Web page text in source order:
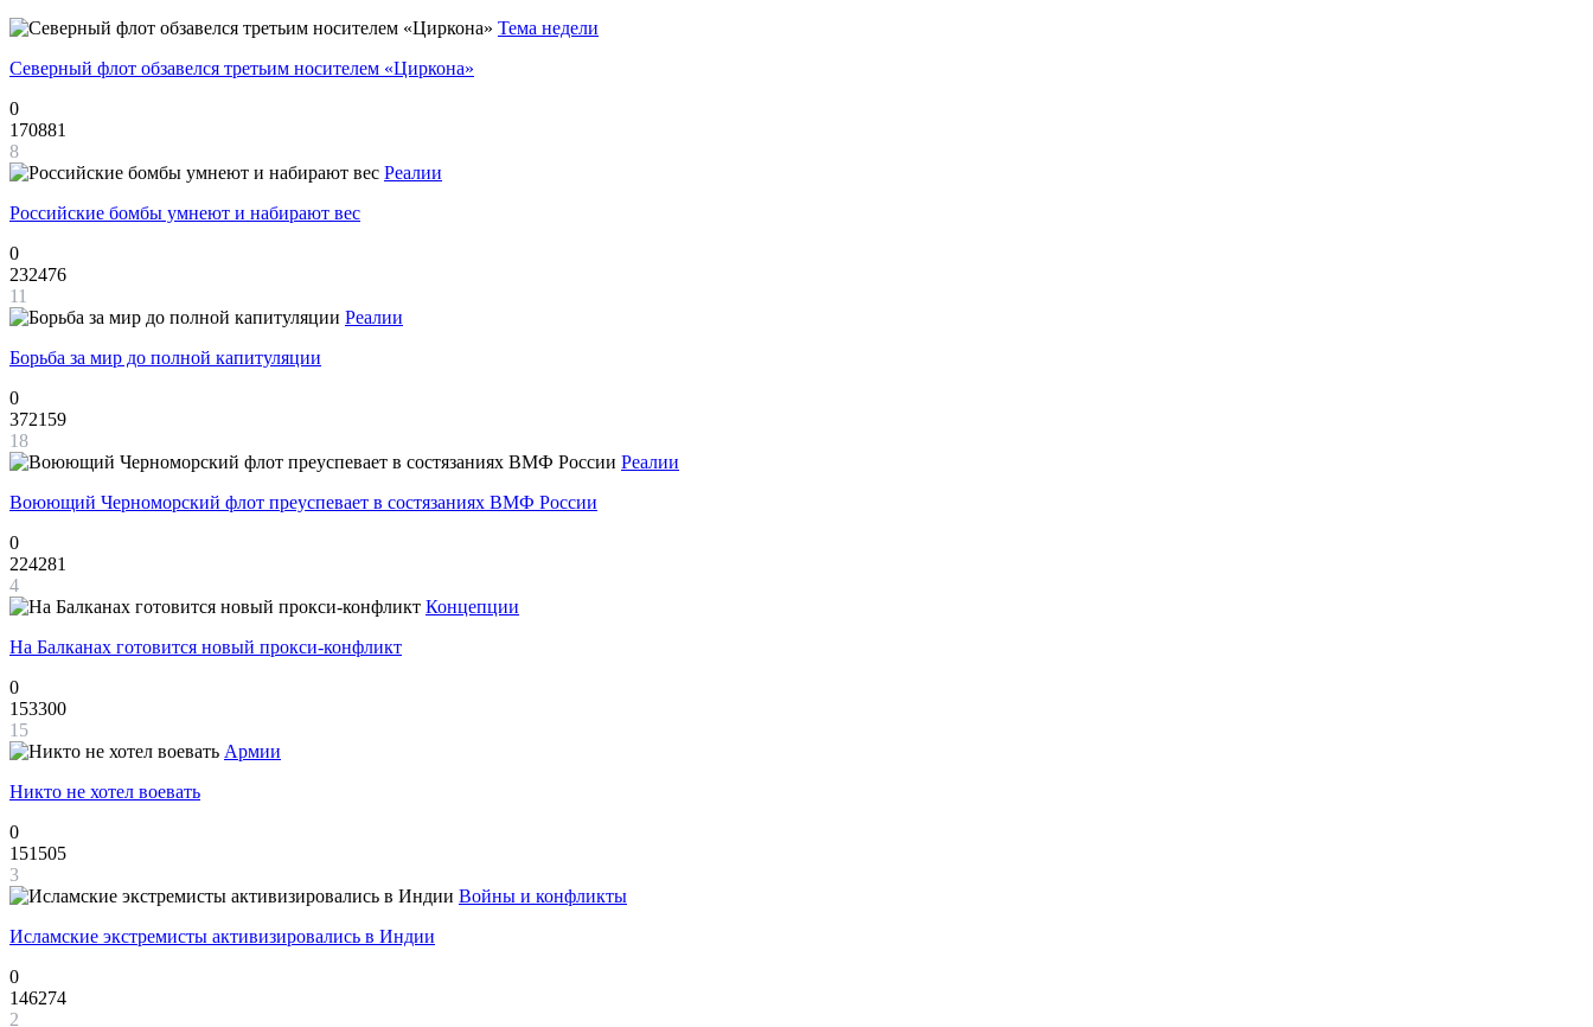
Тема недели
Северный флот обзавелся третьим носителем «Циркона»
0
170881
8
Реалии
Российские бомбы умнеют и набирают вес
0
232476
11
Реалии
Борьба за мир до полной капитуляции
0
372159
18
Реалии
Воюющий Черноморский флот преуспевает в состязаниях ВМФ России
0
224281
4
Концепции
На Балканах готовится новый прокси-конфликт
0
153300
15
Армии
Никто не хотел воевать
0
151505
3
Войны и конфликты
Исламские экстремисты активизировались в Индии
0
146274
2